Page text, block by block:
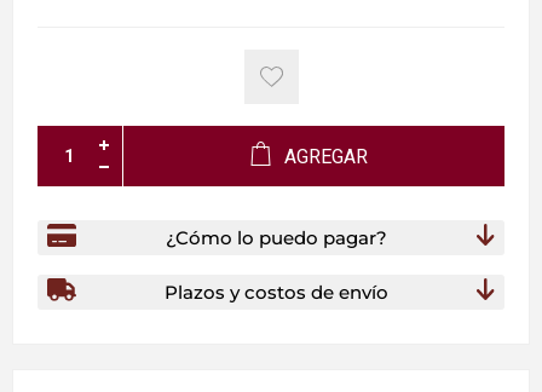
AGREGAR
¿Cómo lo puedo pagar?
Plazos y costos de envío